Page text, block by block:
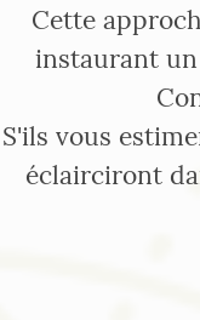
Cette
instaurant un
S'ils vous
éclairciront